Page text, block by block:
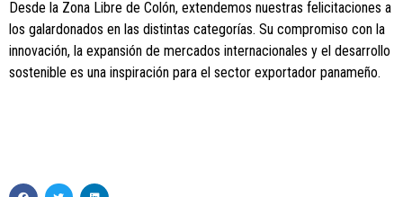
Desde la Zona Libre de Colón, extendemos nuestras felicitaciones a
los galardonados en las distintas categorías. Su compromiso con la
innovación, la expansión de mercados internacionales y el desarrollo
sostenible es una inspiración para el sector exportador panameño.